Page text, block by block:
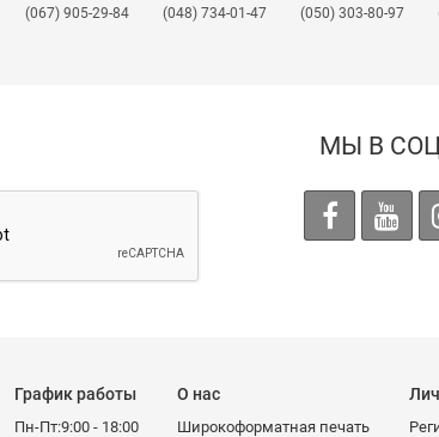
(067) 905-29-84
(048) 734-01-47
(050) 303-80-97
МЫ В
График работы
Пн-Пт:9:00 - 18:00
О нас
Широкоформатная печать